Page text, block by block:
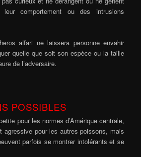
comportement ou des intrusions
alfari ne laissera personne envahir
quelle que soit son espèce ou la taille
de l’adversaire.
POSSIBLES
pour les normes d’Amérique centrale,
agressive pour les autres poissons, mais
parfois se montrer intolérants et se